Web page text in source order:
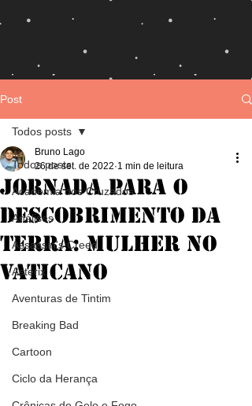
Post
Todos posts
Academia dos Cruzados
Análises
Assassin's Creed
Asterix
Aventuras de Tintim
Breaking Bad
Cartoon
Ciclo da Herança
Todos posts
Jornada para o
Descobrimento da
Terra: Mulher no
Vaticano
Bruno Lago
26 de set. de 2022 1 min de leitura